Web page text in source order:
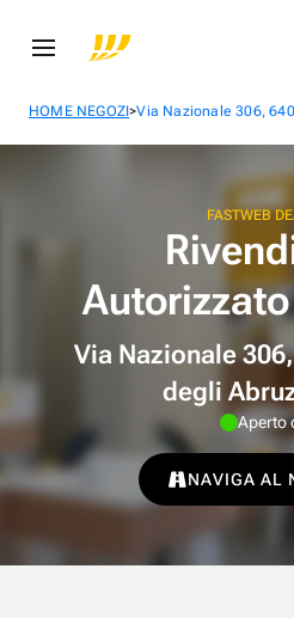
HOME NEGOZI>Via Nazionale 306,
FASTWEB
Via Nazionale
degli
Aperto
NAVIGA AL